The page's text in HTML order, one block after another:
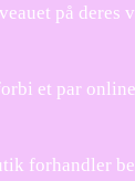
på
et par
forhandler